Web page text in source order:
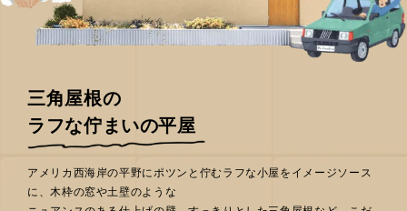
三角屋根の
ラフな佇まいの平屋
アメリカ西海岸の平野にポツンと佇むラフな小屋をイメージソース
に、木枠の窓や土壁のような